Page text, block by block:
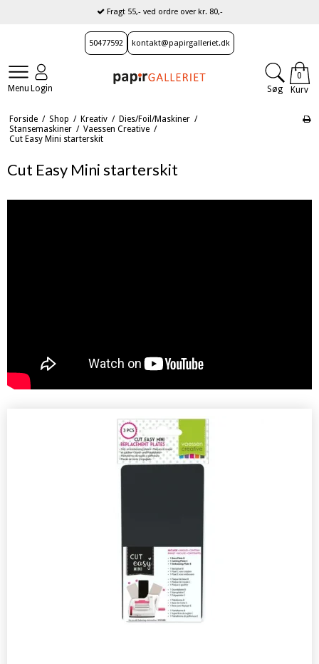
Fragt 55,- ved ordre over kr. 80,-
Spar fragten ved afhentning i butikken
50477592 kontakt@papirgalleriet.dk
Menu Login
0
Kurv
Søg
Forside / Shop / Kreativ / Dies/Foil/Maskiner /
Stansemaskiner / Vaessen Creative /
Cut Easy Mini starterskit
Cut Easy Mini starterskit